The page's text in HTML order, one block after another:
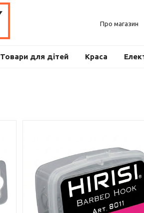
Про магазин
Товари для дітей Краса